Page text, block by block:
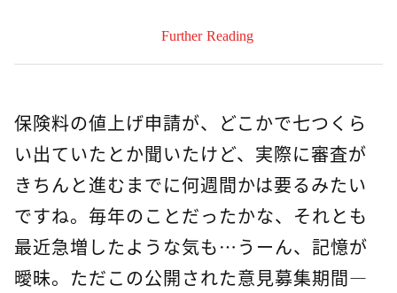
Further Reading
保険料の値上げ申請が、どこかで七つくら
い出ていたとか聞いたけど、実際に審査が
きちんと進むまでに何週間かは要るみたい
ですね。毎年のことだったかな、それとも
最近急増したような気も…うーん、記憶が
曖昧。ただこの公開された意見募集期間—